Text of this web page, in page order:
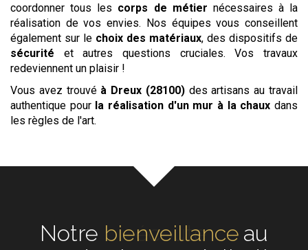
coordonner tous les corps de métier nécessaires à la
réalisation de vos envies. Nos équipes vous conseillent
également sur le choix des matériaux, des dispositifs de
sécurité et autres questions cruciales. Vos travaux
redeviennent un plaisir !
Vous avez trouvé à Dreux (28100) des artisans au travail
authentique pour la réalisation d'un mur à la chaux dans
les règles de l'art.
Notreécouteau cœur de